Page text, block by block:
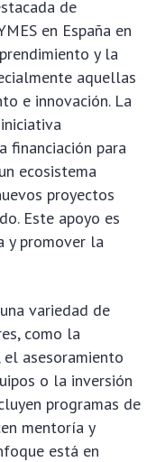
de
en España en
y la
aquellas
e innovación. La
financiación para
ecosistema
proyectos
Este apoyo es
y promover la
variedad de
como la
asesoramiento
o la inversión
programas de
mentoría y
está en